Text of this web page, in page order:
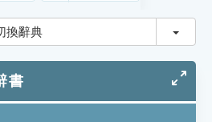
換辭典 切換
書